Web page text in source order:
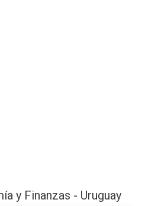
y Finanzas - Uruguay